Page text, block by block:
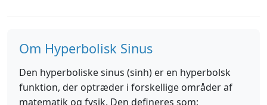
Om Hyperbolisk Sinus
Den hyperboliske sinus (sinh) er en hyperbolsk
funktion, der optræder i forskellige områder af
matematik og fysik. Den defineres som: